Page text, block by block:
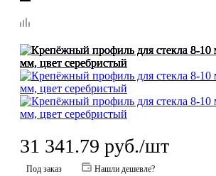
31 341.79 руб./шт
Под заказ Нашли дешевле?